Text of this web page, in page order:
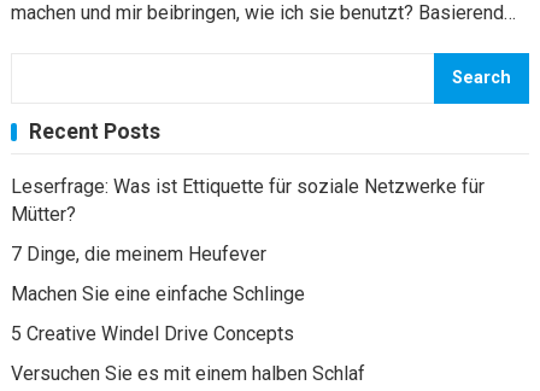
machen und mir beibringen, wie ich sie benutzt? Basierend
Search
Recent Posts
Leserfrage: Was ist Ettiquette für soziale Netzwerke für
Mütter?
7 Dinge, die meinem Heufever
Machen Sie eine einfache Schlinge
5 Creative Windel Drive Concepts
Versuchen Sie es mit einem halben Schlaf